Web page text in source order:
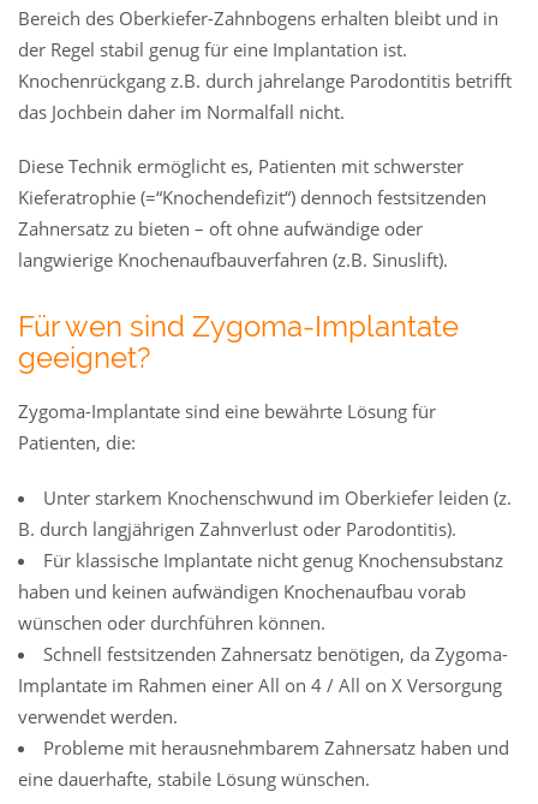
Bereich des Oberkiefer-Zahnbogens erhalten bleibt und in
der Regel stabil genug für eine Implantation ist.
Knochenrückgang z.B. durch jahrelange Parodontitis betrifft
das Jochbein daher im Normalfall nicht.
Diese Technik ermöglicht es, Patienten mit schwerster
Kieferatrophie (=“Knochendefizit“) dennoch festsitzenden
Zahnersatz zu bieten – oft ohne aufwändige oder
langwierige Knochenaufbauverfahren (z.B. Sinuslift).
Für wen sind Zygoma-Implantate
geeignet?
Zygoma-Implantate sind eine bewährte Lösung für
Patienten, die:
Unter starkem Knochenschwund im Oberkiefer leiden (z.
B. durch langjährigen Zahnverlust oder Parodontitis).
Für klassische Implantate nicht genug Knochensubstanz
haben und keinen aufwändigen Knochenaufbau vorab
wünschen oder durchführen können.
Schnell festsitzenden Zahnersatz benötigen, da Zygoma-
Implantate im Rahmen einer All on 4 / All on X Versorgung
verwendet werden.
Probleme mit herausnehmbarem Zahnersatz haben und
eine dauerhafte, stabile Lösung wünschen.